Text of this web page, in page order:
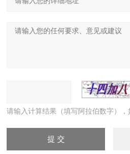
请输入计算结果（填写阿拉伯数字），